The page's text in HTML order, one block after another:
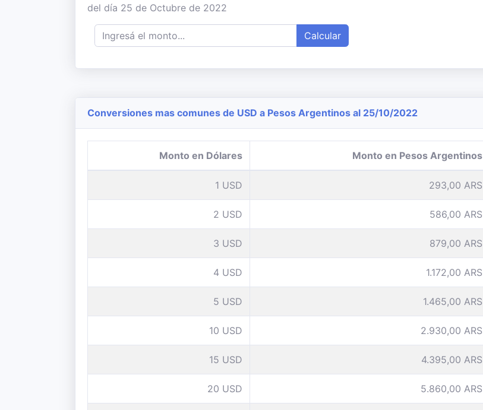
del día 25 de Octubre de 2022
Calcular
Conversiones mas comunes de USD a Pesos Argentinos al 25/10/2022
Monto en Dólares Monto en Pesos Argentinos
1 USD 293,00 ARS
2 USD 586,00 ARS
3 USD 879,00 ARS
4 USD 1.172,00 ARS
5 USD 1.465,00 ARS
10 USD 2.930,00 ARS
15 USD 4.395,00 ARS
20 USD 5.860,00 ARS